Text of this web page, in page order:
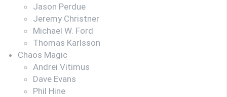
Jason Perdue
Jeremy Christner
Michael W. Ford
Thomas Karlsson
Chaos Magic
Andrei Vitimus
Dave Evans
Phil Hine